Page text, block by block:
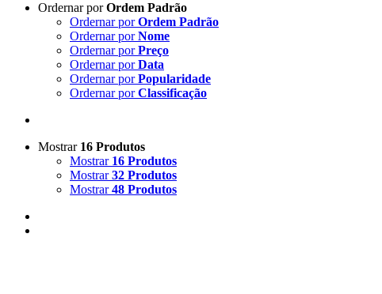
Ordernar porOrdem Padrão
Ordernar porOrdem Padrão
Ordernar porNome
Ordernar porPreço
Ordernar porData
Ordernar porPopularidade
Ordernar porClassificação
Mostrar 16 Produtos
Mostrar 16 Produtos
Mostrar32 Produtos
Mostrar48 Produtos